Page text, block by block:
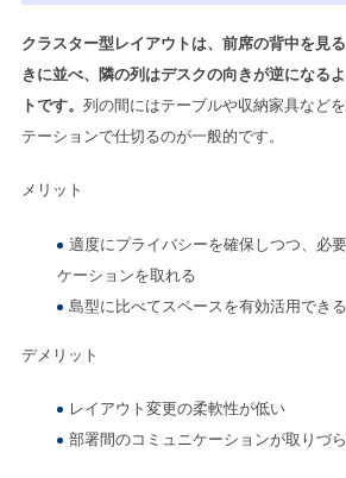
クラスター型レイアウトは、前席の背中を見
きに並べ、隣の列はデスクの向きが逆になる
トです。列の間にはテーブルや収納家具など
テーションで仕切るのが一般的です。
メリット
適度にプライバシーを確保しつつ、必
ケーションを取れる
島型に比べてスペースを有効活用できる
デメリット
レイアウト変更の柔軟性が低い
部署間のコミュニケーションが取りづ